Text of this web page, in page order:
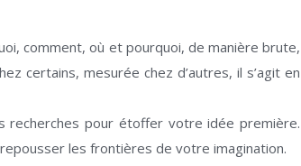
comment, où et pourquoi, de manière brute,
certains, mesurée chez d’autres, il s’agit en
recherches pour étoffer votre idée première.
les frontières de votre imagination.